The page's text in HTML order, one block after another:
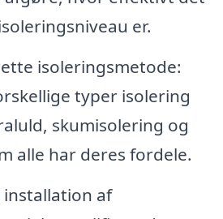
er.
isoleringsmetode:
typer isolering
skumisolering og
alle har deres fordele.
installation af